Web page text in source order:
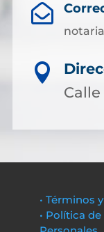


Calle
• Términos
• Política